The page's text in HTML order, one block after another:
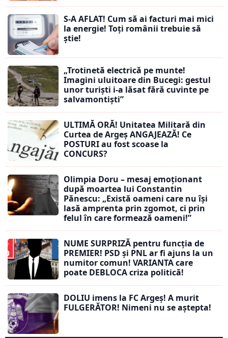
S-A AFLAT! Cum să ai facturi mai mici
la energie! Toți românii trebuie să
știe!
„Trotinetă electrică pe munte!
Imagini uluitoare din Bucegi: gestul
unor turiști i-a lăsat fără cuvinte pe
salvamontiști”
ULTIMĂ ORĂ! Unitatea Militară din
Curtea de Argeș ANGAJEAZĂ! Ce
POSTURI au fost scoase la
CONCURS?
Olimpia Doru – mesaj emoționant
după moartea lui Constantin
Pănescu: „Există oameni care nu își
lasă amprenta prin zgomot, ci prin
felul în care formează oameni!”
NUME SURPRIZĂ pentru funcția de
PREMIER! PSD și PNL ar fi ajuns la un
numitor comun! VARIANTA care
poate DEBLOCA criza politică!
DOLIU imens la FC Argeș! A murit
FULGERĂTOR! Nimeni nu se aștepta!